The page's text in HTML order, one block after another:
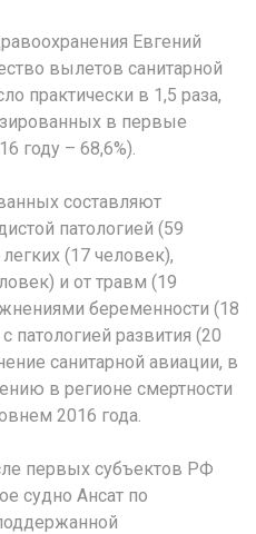
Евгений
вылетов санитарной
практически в 1,5 раза,
в первые
году – 68,6%).
составляют
патологией (59
(17 человек),
и от травм (19
беременности (18
развития (20
санитарной авиации, в
в регионе смертности
2016 года.
первых субъектов РФ
судно Ансат по